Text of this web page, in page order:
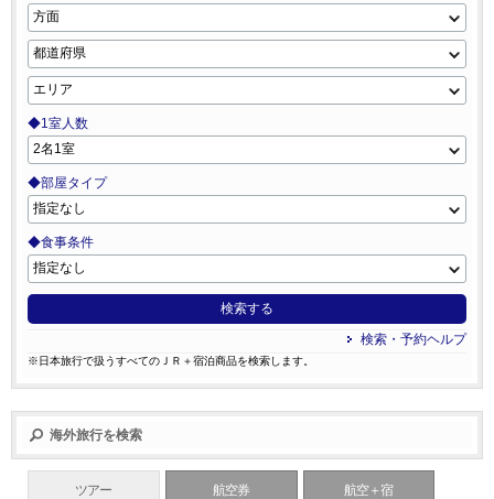
◆1室人数
◆部屋タイプ
◆食事条件
検索する
検索・予約ヘルプ
※日本旅行で扱うすべてのＪＲ＋宿泊商品を検索します。
海外旅行を検索
ツアー 航空券 航空＋宿